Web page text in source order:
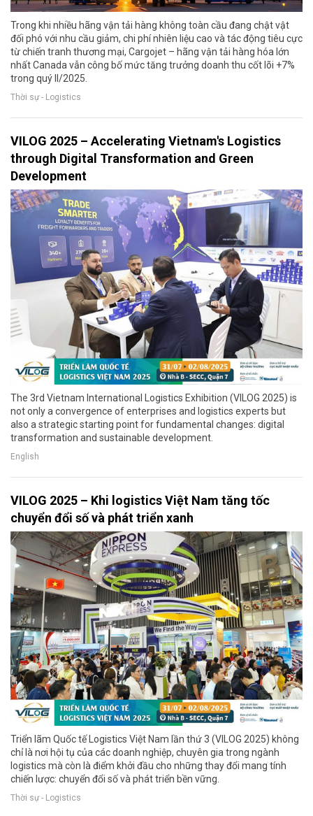
Trong khi nhiều hãng vận tải hàng không toàn cầu đang chật vật
đối phó với nhu cầu giảm, chi phí nhiên liệu cao và tác động tiêu cực
từ chiến tranh thương mại, Cargojet – hãng vận tải hàng hóa lớn
nhất Canada vẫn công bố mức tăng trưởng doanh thu cốt lõi +7%
trong quý II/2025.
Thời sự - Logistics
VILOG 2025 – Accelerating Vietnam's Logistics
through Digital Transformation and Green
Development
The 3rd Vietnam International Logistics Exhibition (VILOG 2025) is
not only a convergence of enterprises and logistics experts but
also a strategic starting point for fundamental changes: digital
transformation and sustainable development.
English
VILOG 2025 – Khi logistics Việt Nam tăng tốc
chuyển đổi số và phát triển xanh
Triển lãm Quốc tế Logistics Việt Nam lần thứ 3 (VILOG 2025) không
chỉ là nơi hội tụ của các doanh nghiệp, chuyên gia trong ngành
logistics mà còn là điểm khởi đầu cho những thay đổi mang tính
chiến lược: chuyển đổi số và phát triển bền vững.
Thời sự - Logistics